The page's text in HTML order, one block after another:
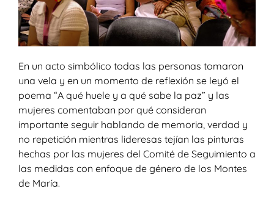
En un acto simbólico todas las personas tomaron
una vela y en un momento de reflexión se leyó el
poema “A qué huele y a qué sabe la paz” y las
mujeres comentaban por qué consideran
importante seguir hablando de memoria, verdad y
no repetición mientras lideresas tejían las pinturas
hechas por las mujeres del Comité de Seguimiento a
las medidas con enfoque de género de los Montes
de María.